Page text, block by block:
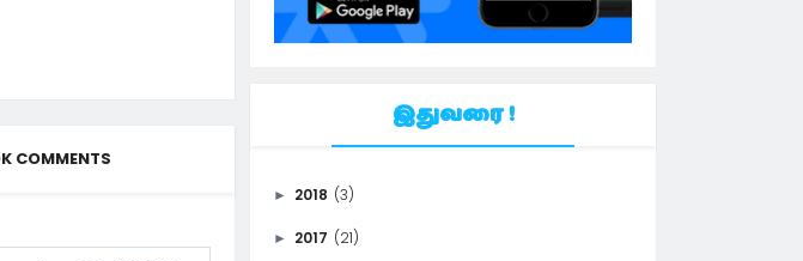
COMMENTS
இதுவரை !
► 2018 (3)
► 2017 (21)